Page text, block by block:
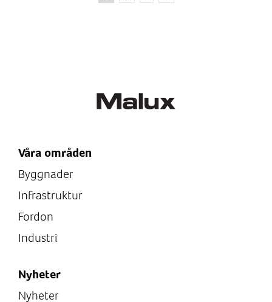
Våra områden
Byggnader
Infrastruktur
Fordon
Industri
Nyheter
Nyheter